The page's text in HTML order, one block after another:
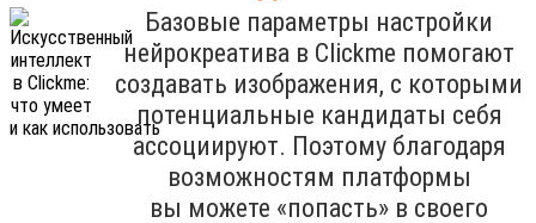
Базовые параметры настройки
нейрокреатива в Clickme помогают
создавать изображения, с которыми
потенциальные кандидаты себя
ассоциируют. Поэтому благодаря
возможностям платформы
вы можете «попасть» в своего